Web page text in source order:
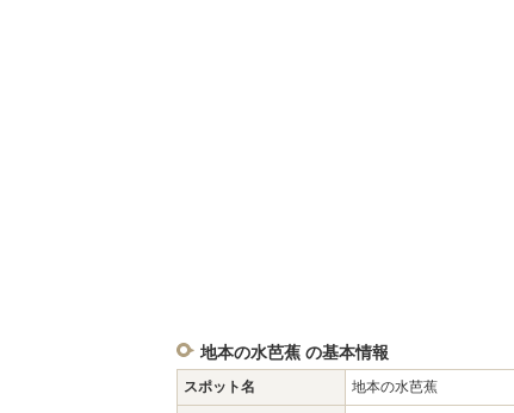
地本の水芭蕉 の基本情報
スポット名 地本の水芭蕉